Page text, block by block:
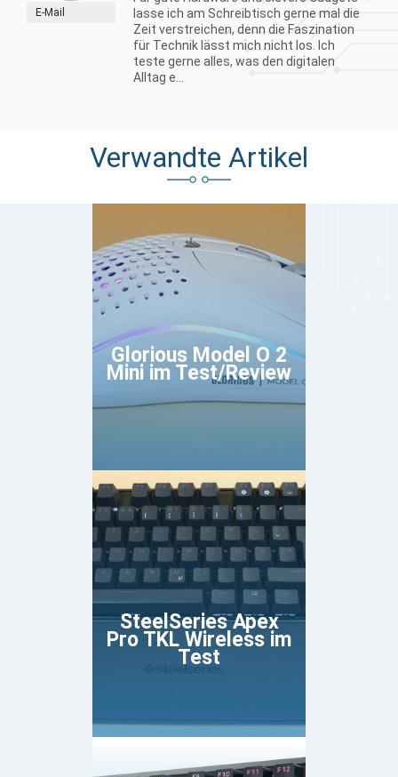
E-Mail
lasse ich am Schreibtisch gerne mal die
Zeit verstreichen, denn die Faszination
für Technik lässt mich nicht los. Ich
teste gerne alles, was den digitalen
Alltag e...
Verwandte Artikel
Glorious Model O 2
Mini im Test/Review
SteelSeries Apex
Pro TKL Wireless im
Test